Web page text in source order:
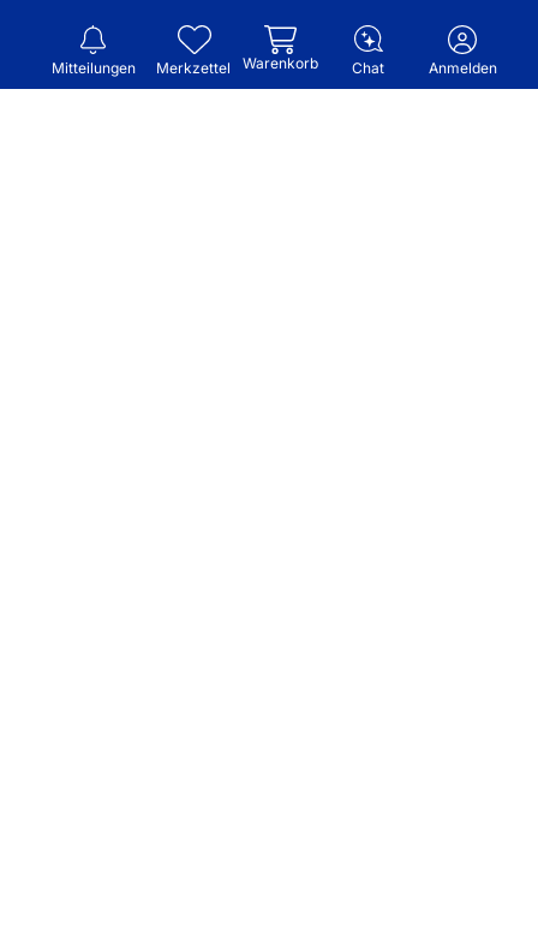
Mitteilungen Merkzettel Warenkorb Chat Anmelden